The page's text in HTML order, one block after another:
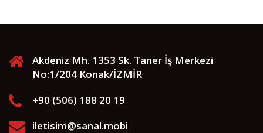
Akdeniz Mh. 1353 Sk. Taner İş Merkezi
No:1/204 Konak/İZMİR
+90 (506) 188 20 19
iletisim@sanal.mobi